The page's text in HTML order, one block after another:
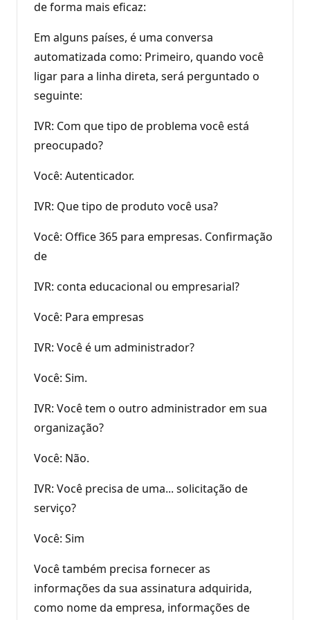
de forma mais eficaz:
Em alguns países, é uma conversa
automatizada como: Primeiro, quando você
ligar para a linha direta, será perguntado o
seguinte:
IVR: Com que tipo de problema você está
preocupado?
Você: Autenticador.
IVR: Que tipo de produto você usa?
Você: Office 365 para empresas. Confirmação
de
IVR: conta educacional ou empresarial?
Você: Para empresas
IVR: Você é um administrador?
Você: Sim.
IVR: Você tem o outro administrador em sua
organização?
Você: Não.
IVR: Você precisa de uma... solicitação de
serviço?
Você: Sim
Você também precisa fornecer as
informações da sua assinatura adquirida,
como nome da empresa, informações de